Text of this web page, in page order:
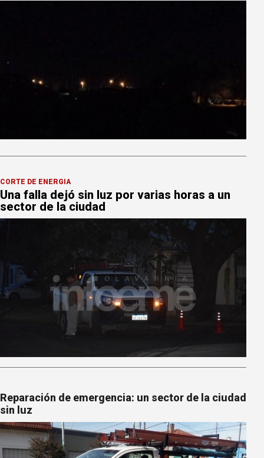
CORTE DE ENERGÍA
Una falla dejó sin luz por varias horas a un
sector de la ciudad
Reparación de emergencia: un sector de la ciudad
sin luz